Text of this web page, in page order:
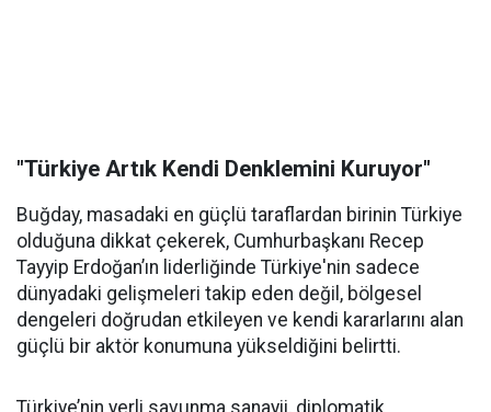
"Türkiye Artık Kendi Denklemini Kuruyor"
Buğday, masadaki en güçlü taraflardan birinin Türkiye
olduğuna dikkat çekerek, Cumhurbaşkanı Recep
Tayyip Erdoğan’ın liderliğinde Türkiye'nin sadece
dünyadaki gelişmeleri takip eden değil, bölgesel
dengeleri doğrudan etkileyen ve kendi kararlarını alan
güçlü bir aktör konumuna yükseldiğini belirtti.
Türkiye’nin yerli savunma sanayii, diplomatik